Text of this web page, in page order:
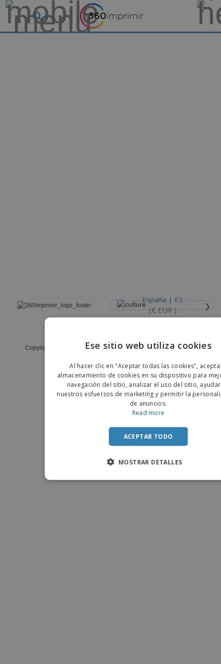
España |ES
(€ EUR )
›
Copyright © 2026 - 360imprimir. Todos los derechos reservados
Ese sitio web utiliza cookies
Al hacer clic en "Aceptar todas las cookies",
almacenamiento de cookies en su dispositivo para
navegación del sitio, analizar el uso del sitio,
nuestros esfuerzos de marketing y permitir la
de anuncios.
Read more
ACEPTAR TODO
MOSTRAR DETALLES